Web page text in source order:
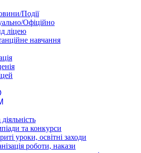
Події
Офіційно
ліцею
навчання
та конкурси
уроки, освітні заходи
роботи, накази